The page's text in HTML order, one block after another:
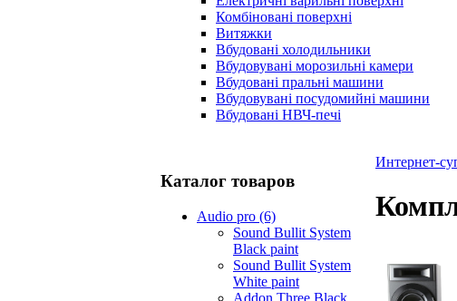
Комбіновані поверхні
Витяжки
Вбудовані холодильники
Вбудовувані морозильні камери
Вбудовані пральні машини
Вбудовувані посудомийні машини
Вбудовані НВЧ-печі
Каталог товаров
Audio pro (6)
Sound Bullit System
Black paint
Sound Bullit System
White paint
Addon Three Black
Интернет-